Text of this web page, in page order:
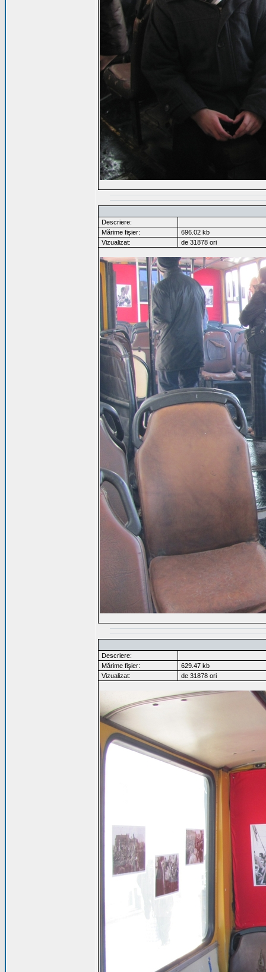
Descriere:
Mărime fişier:
696.02 kb
Vizualizat:
de 31878 ori
Descriere:
Mărime fişier:
629.47 kb
Vizualizat:
de 31878 ori